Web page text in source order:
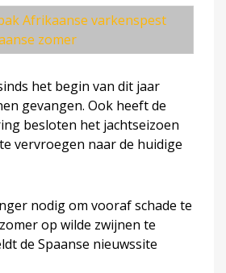
Afrikaanse varkenspest
zomer
het begin van dit jaar
gevangen. Ook heeft de
besloten het jachtseizoen
vervroegen naar de huidige
nodig om vooraf schade te
op wilde zwijnen te
de Spaanse nieuwssite